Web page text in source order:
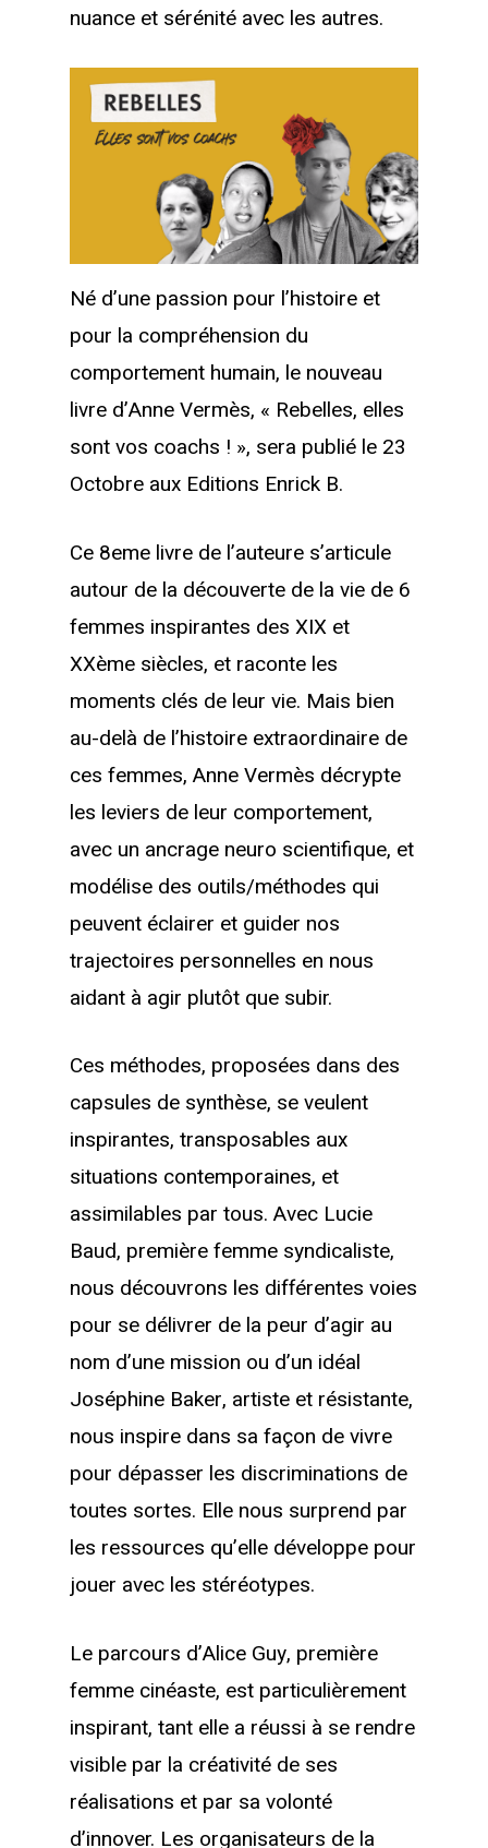
nuance et sérénité avec les autres.
Né d’une passion pour l’histoire et
pour la compréhension du
comportement humain, le nouveau
livre d’Anne Vermès, « Rebelles, elles
sont vos coachs ! », sera publié le 23
Octobre aux Editions Enrick B.
Ce 8eme livre de l’auteure s’articule
autour de la découverte de la vie de 6
femmes inspirantes des XIX et
XXème siècles, et raconte les
moments clés de leur vie. Mais bien
au-delà de l’histoire extraordinaire de
ces femmes, Anne Vermès décrypte
les leviers de leur comportement,
avec un ancrage neuro scientifique, et
modélise des outils/méthodes qui
peuvent éclairer et guider nos
trajectoires personnelles en nous
aidant à agir plutôt que subir.
Ces méthodes, proposées dans des
capsules de synthèse, se veulent
inspirantes, transposables aux
situations contemporaines, et
assimilables par tous. Avec Lucie
Baud, première femme syndicaliste,
nous découvrons les différentes voies
pour se délivrer de la peur d’agir au
nom d’une mission ou d’un idéal
Joséphine Baker, artiste et résistante,
nous inspire dans sa façon de vivre
pour dépasser les discriminations de
toutes sortes. Elle nous surprend par
les ressources qu’elle développe pour
jouer avec les stéréotypes.
Le parcours d’Alice Guy, première
femme cinéaste, est particulièrement
inspirant, tant elle a réussi à se rendre
visible par la créativité de ses
réalisations et par sa volonté
d’innover. Les organisateurs de la